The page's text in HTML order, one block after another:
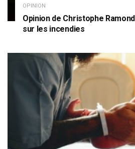
OPINION
Opinion de Christophe
sur les incendies